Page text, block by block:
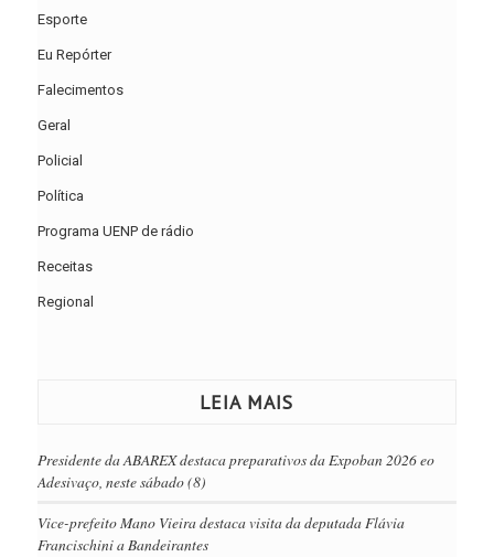
Esporte
Eu Repórter
Falecimentos
Geral
Policial
Política
Programa UENP de rádio
Receitas
Regional
LEIA MAIS
Presidente da ABAREX destaca preparativos da Expoban 2026 eo
Adesivaço, neste sábado (8)
Vice-prefeito Mano Vieira destaca visita da deputada Flávia
Francischini a Bandeirantes